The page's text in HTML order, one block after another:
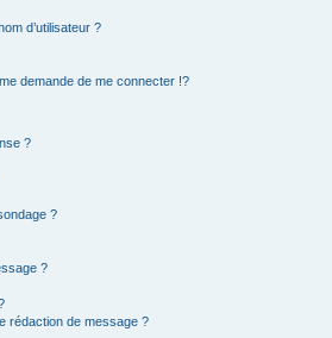
d’utilisateur ?
demande de me connecter !?
?
?
?
rédaction de message ?